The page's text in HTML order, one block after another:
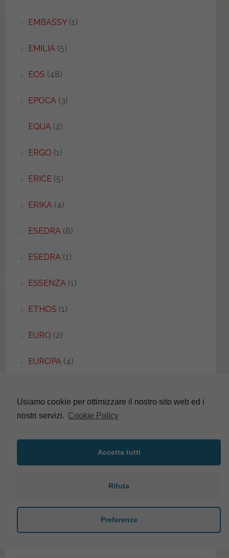
EMBASSY(1)
EMILIA (5)
EOS (48)
EPOCA (3)
EQUA (2)
ERGO (1)
ERICE(5)
ERIKA (4)
ESEDRA (8)
ESEDRA (1)
ESSENZA (1)
ETHOS (1)
EURO (2)
EUROPA (4)
EUROPA(4)
EUROPA DUO(2)
EVOLUTION(1)
Usiamo cookie per ottimizzare il nostro sito web ed i
nostri servizi. Cookie Policy
Accetta tutti
Rifuta
Preferenze